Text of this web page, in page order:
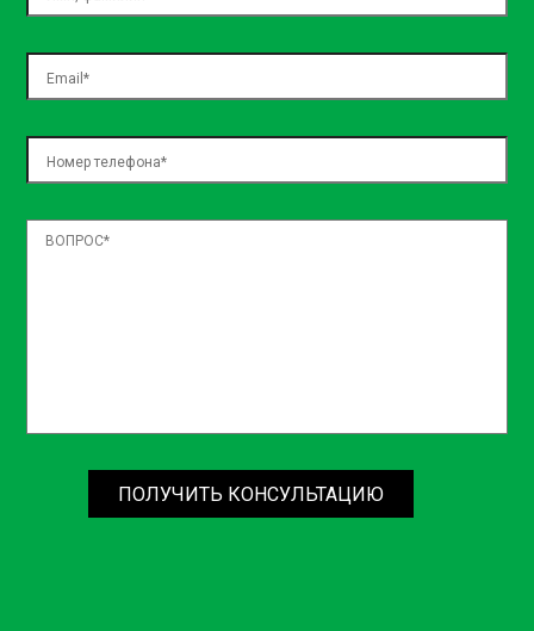
exercitationem blanditiis, voluptatum voluptas expedita
aspernatur, nemo in incidunt? Iste placeat quos repellat?
ПОЛУЧИТЬ КОНСУЛЬТАЦИЮ